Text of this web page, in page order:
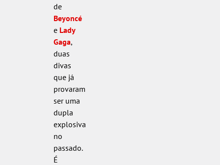
de
Beyoncé
e Lady
Gaga,
duas
divas
que já
provaram
ser uma
dupla
explosiva
no
passado.
É